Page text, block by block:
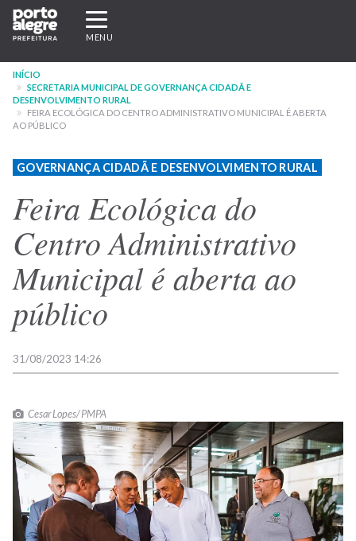
Pular
para
conteúdo
principal
Expandir/recolher
navegação
MENU
INÍCIO
SECRETARIA MUNICIPAL DE GOVERNANÇA CIDADÃ E
DESENVOLVIMENTO RURAL
FEIRA ECOLÓGICA DO CENTRO ADMINISTRATIVO MUNICIPAL É ABERTA
AO PÚBLICO
GOVERNANÇA CIDADÃ E DESENVOLVIMENTO RURAL
Feira Ecológica do
Centro Administrativo
Municipal é aberta ao
público
31/08/2023 14:26
Cesar Lopes/ PMPA